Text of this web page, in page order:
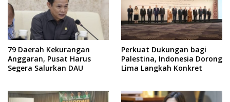
79 Daerah Kekurangan
Anggaran, Pusat Harus
Segera Salurkan DAU
Perkuat Dukungan bagi
Palestina, Indonesia Dorong
Lima Langkah Konkret